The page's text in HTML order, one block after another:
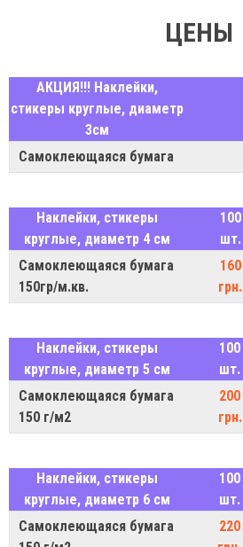
ЦЕНЫ
АКЦИЯ!!! Наклейки,
стикеры круглые, диаметр
3см
Самоклеющаяся бумага
Наклейки, стикеры
круглые, диаметр 4 см
100
шт.
Самоклеющаяся бумага
150гр/м.кв.
160
грн.
Наклейки, стикеры
круглые, диаметр 5 см
100
шт.
Самоклеющаяся бумага
150 г/м2
200
грн.
Наклейки, стикеры
круглые, диаметр 6 см
100
шт.
Самоклеющаяся бумага
220